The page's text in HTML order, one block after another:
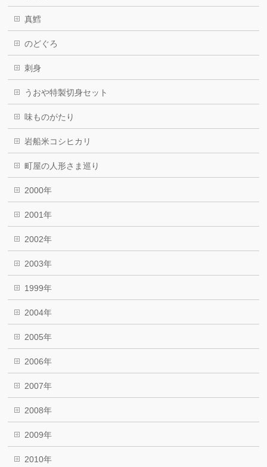
真鱈
のどぐろ
刺身
うおや特製切身セット
味ものがたり
岩船米コシヒカリ
町屋の人形さま巡り
2000年
2001年
2002年
2003年
1999年
2004年
2005年
2006年
2007年
2008年
2009年
2010年